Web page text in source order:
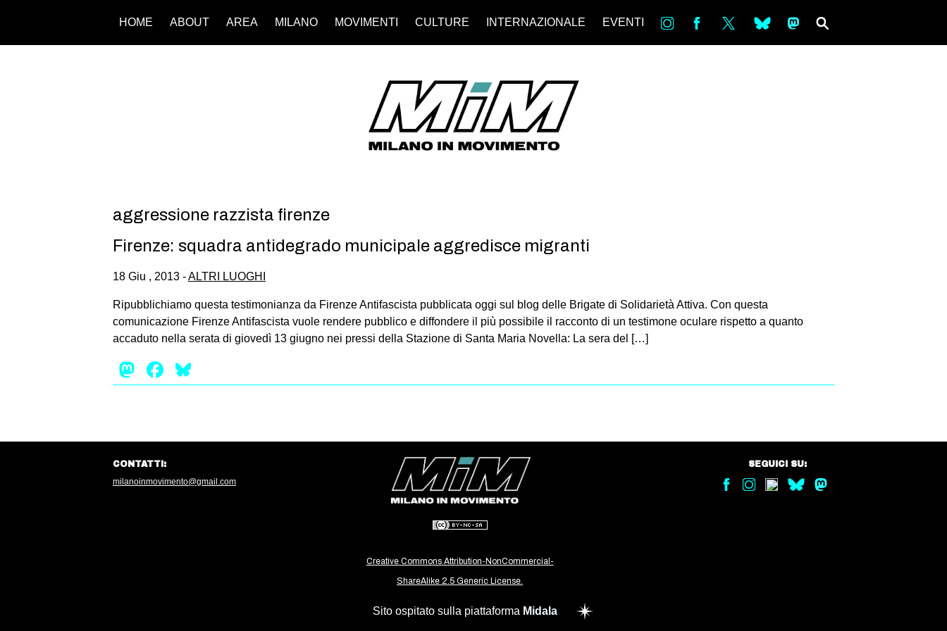
HOME ABOUT AREA MILANO MOVIMENTI CULTURE INTERNAZIONALE EVENTI in bsky ms
aggressione razzista firenze
Firenze: squadra antidegrado municipale aggredisce migranti
18 Giu , 2013 -ALTRI LUOGHI
Ripubblichiamo questa testimonianza da Firenze Antifascista pubblicata oggi sul blog delle Brigate di Solidarietà Attiva. Con questa
comunicazione Firenze Antifascista vuole rendere pubblico e diffondere il più possibile il racconto di un testimone oculare rispetto a quanto
accaduto nella serata di giovedì 13 giugno nei pressi della Stazione di Santa Maria Novella: La sera del […]
Mastodon
Facebook
Creative Commons Attribution-NonCommercial-
ShareAlike 2.5 Generic License.
CONTATTI:
milanoinmovimento@gmail.com
SEGUICI SU:
Sito ospitato sulla piattaforma Midala